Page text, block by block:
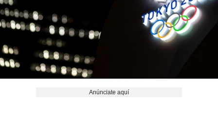
Anúnciate aquí